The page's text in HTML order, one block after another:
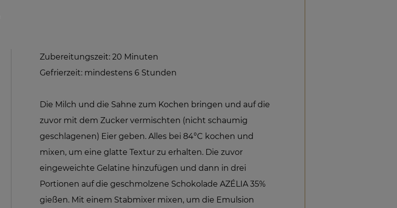
Zubereitungszeit: 20 Minuten
Gefrierzeit: mindestens 6 Stunden
Die Milch und die Sahne zum Kochen bringen und auf die
zuvor mit dem Zucker vermischten (nicht schaumig
geschlagenen) Eier geben. Alles bei 84°C kochen und
mixen, um eine glatte Textur zu erhalten. Die zuvor
eingeweichte Gelatine hinzufügen und dann in drei
Portionen auf die geschmolzene Schokolade AZÉLIA 35%
gießen. Mit einem Stabmixer mixen, um die Emulsion